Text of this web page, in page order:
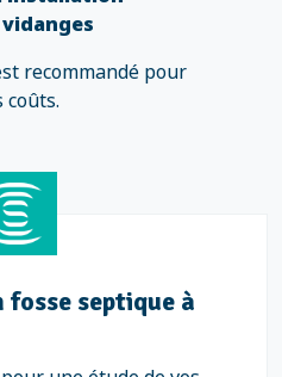
recommandé pour
Contrat d'entretien